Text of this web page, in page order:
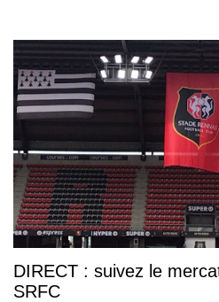
DIRECT : suivez le
SRFC